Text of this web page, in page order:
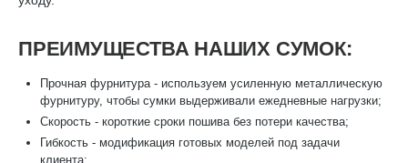
ПРЕИМУЩЕСТВА НАШИХ СУМОК:
Прочная фурнитура - используем усиленную металлическую
фурнитуру, чтобы сумки выдерживали ежедневные нагрузки;
Скорость - короткие сроки пошива без потери качества;
Гибкость - модификация готовых моделей под задачи
клиента;